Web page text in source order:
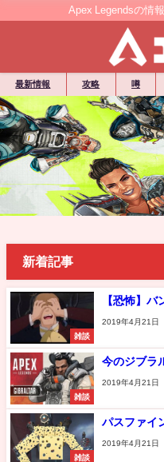
Apex Legendsの情
最新情報 攻略 噂
新着記事
雑談
【恐怖】バ
2019年4月21日
雑談
今のジブラ
2019年4月21日
雑談
パスファイ
2019年4月21日